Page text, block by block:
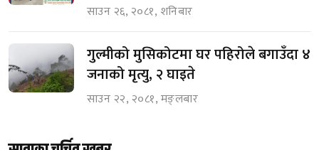
साउन २६, २०८१, शनिबार
गुल्मीको मुसिकोटमा घर पहिरोले बगाउँदा ४
जनाको मृत्यु, २ घाइते
साउन २२, २०८१, मङ्लबार